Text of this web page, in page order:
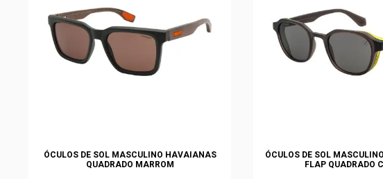
ÓCULOS DE SOL MASCULINO HAVAIANAS
QUADRADO MARROM
ÓCULOS DE SOL
FLAP QUADRADO